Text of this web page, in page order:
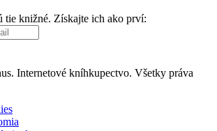
tie knižné. Získajte ich ako prví:
Internetové kníhkupectvo. Všetky práva